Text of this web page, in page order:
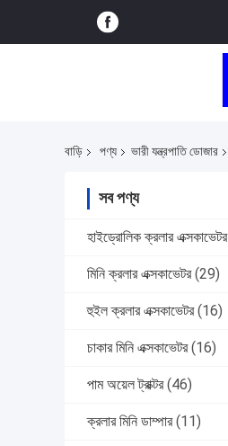
বাড়ি পণ্য ভারী যন্ত্রপাতি ডোজার
সব পণ্য
হাইড্রোলিক ক্রলার এক্সকাভেটর
মিনি ক্রলার এক্সকাভেটর (29)
হুইল ক্রলার এক্সকাভেটর (16)
চাকার মিনি এক্সকাভেটর (16)
পাম অয়েল ট্রাক্টর (46)
ক্রলার মিনি ডাম্পার (11)